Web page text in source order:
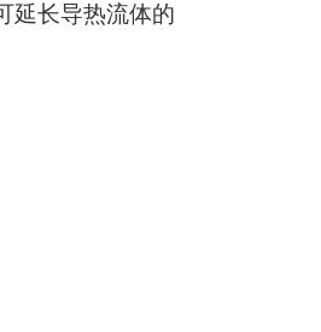
延长导热流体的